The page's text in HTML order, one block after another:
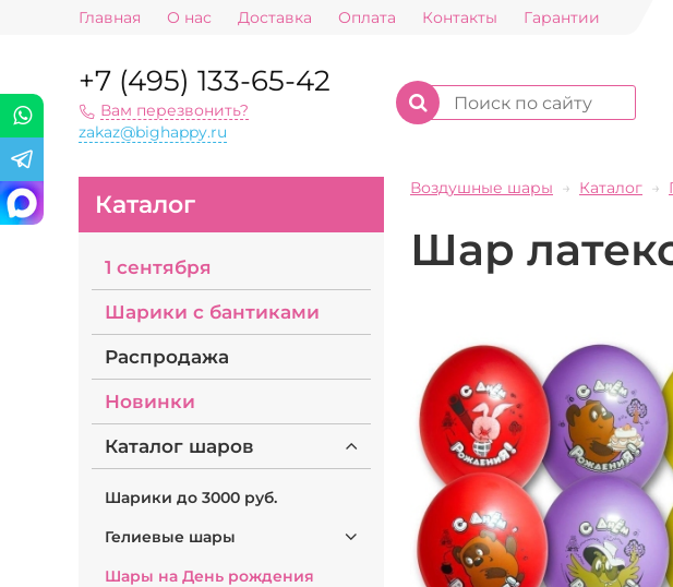
Главная О нас Доставка Оплата Контакты Гарантии
+7 (495) 133-65-42
Вам перезвонить?
zakaz@bighappy.ru
Каталог
1 сентября
Шарики с бантиками
Распродажа
Новинки
Каталог шаров
Шарики до 3000 руб.
Гелиевые шары
Шары на День рождения
Воздушные шары Каталог
Шар